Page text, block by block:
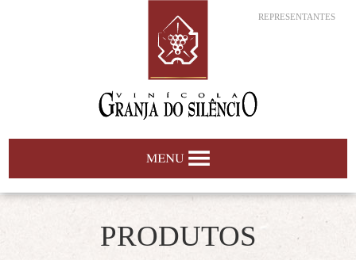
REPRESENTANTES
PRODUTOS